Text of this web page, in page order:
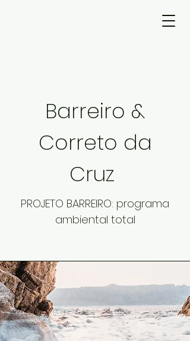
Barreiro &
Correto da
Cruz
PROJETO BARREIRO: programa
ambiental total